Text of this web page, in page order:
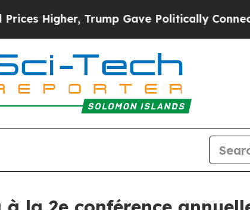
Trump Gave Politically Connected